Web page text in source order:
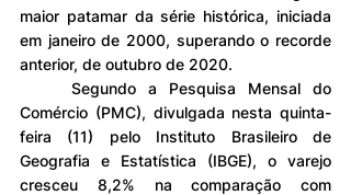
maior patamar da série histórica, iniciada
em janeiro de 2000, superando o recorde
anterior, de outubro de 2020.
Comércio (PMC), divulgada nesta quinta-
feira (11) pelo Instituto Brasileiro de
Geografia e Estatística (IBGE), o varejo
cresceu 8,2% na comparação com